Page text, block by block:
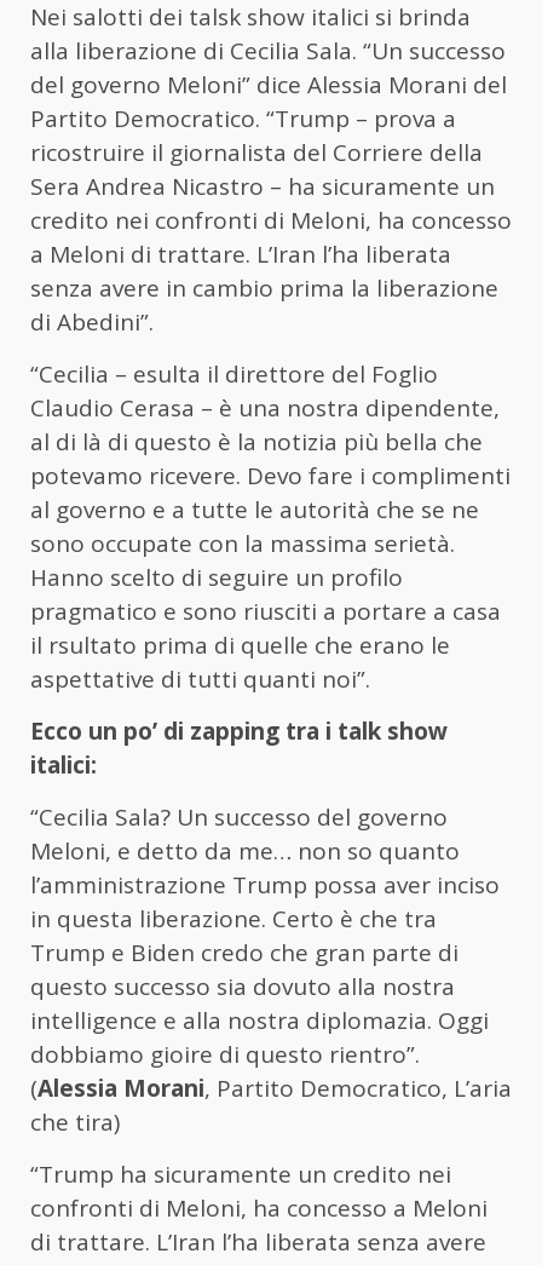
Nei salotti dei talsk show italici si brinda
alla liberazione di Cecilia Sala. “Un successo
del governo Meloni” dice Alessia Morani del
Partito Democratico. “Trump – prova a
ricostruire il giornalista del Corriere della
Sera Andrea Nicastro – ha sicuramente un
credito nei confronti di Meloni, ha concesso
a Meloni di trattare. L’Iran l’ha liberata
senza avere in cambio prima la liberazione
di Abedini”.
“Cecilia – esulta il direttore del Foglio
Claudio Cerasa – è una nostra dipendente,
al di là di questo è la notizia più bella che
potevamo ricevere. Devo fare i complimenti
al governo e a tutte le autorità che se ne
sono occupate con la massima serietà.
Hanno scelto di seguire un profilo
pragmatico e sono riusciti a portare a casa
il rsultato prima di quelle che erano le
aspettative di tutti quanti noi”.
Ecco un po’ di zapping tra i talk show
italici:
“Cecilia Sala? Un successo del governo
Meloni, e detto da me… non so quanto
l’amministrazione Trump possa aver inciso
in questa liberazione. Certo è che tra
Trump e Biden credo che gran parte di
questo successo sia dovuto alla nostra
intelligence e alla nostra diplomazia. Oggi
dobbiamo gioire di questo rientro”.
(Alessia Morani, Partito Democratico, L’aria
che tira)
“Trump ha sicuramente un credito nei
confronti di Meloni, ha concesso a Meloni
di trattare. L’Iran l’ha liberata senza avere